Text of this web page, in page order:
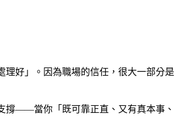
好」。因為職場的信任，很大一部分是
撐——當你「既可靠正直、又有真本事、